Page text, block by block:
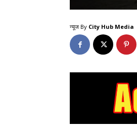
न्यूज By City Hub Media